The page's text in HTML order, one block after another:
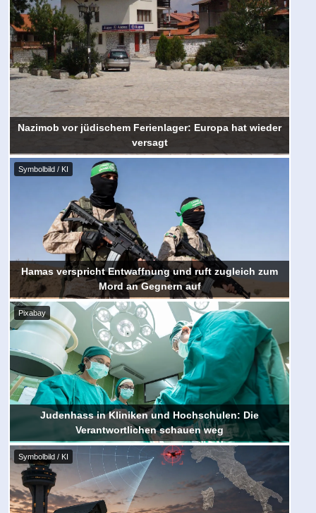
Nazimob vor jüdischem Ferienlager: Europa hat wieder
versagt
Symbolbild / KI
Hamas verspricht Entwaffnung und ruft zugleich zum
Mord an Gegnern auf
Pixabay
Judenhass in Kliniken und Hochschulen: Die
Verantwortlichen schauen weg
Symbolbild / KI